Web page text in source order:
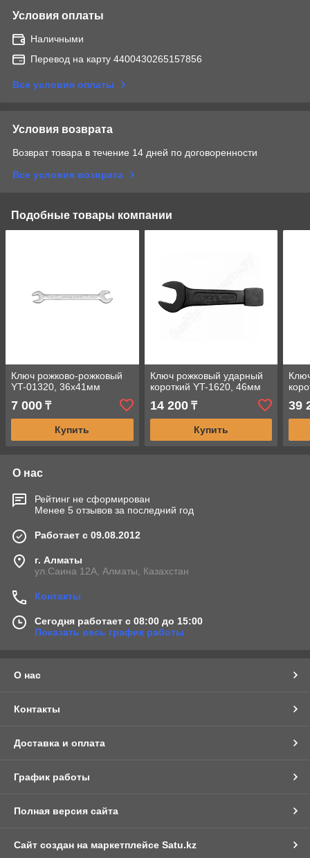
Условия оплаты
Наличными
Перевод на карту 4400430265157856
Все условия оплаты
Условия возврата
Возврат товара в течение 14 дней по договоренности
Все условия возврата
Подобные товары компании
Ключ рожково-рожковый
YT-01320, 36х41мм
7 000 ₸
Купить
Ключ рожковый ударный
короткий YT-1620, 46мм
14 200₸
Купить
39
О нас
Рейтинг не сформирован
Менее 5 отзывов за последний год
Работает с 09.08.2012
г. Алматы
ул.Саина 12А, Алматы, Казахстан
Контакты
Сегодня работает с 08:00 до 15:00
Показать весь график работы
О нас
Контакты
Доставка и оплата
График работы
Полная версия сайта
Сайт создан на маркетплейсе Satu.kz